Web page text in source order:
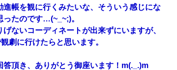
帳を観に行くみたいな、そういう感じにな
たのです…(~_~;)。
ないコーディネートが出来ずにいますが、
劇に行けたらと思います。
頂き、ありがとう御座います！m(._.)m